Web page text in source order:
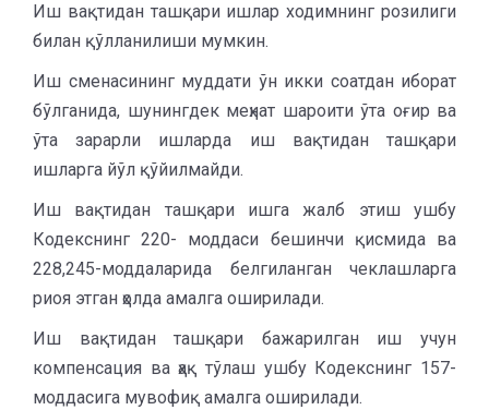
Иш вақтидан ташқари ишлар ходимнинг розилиги
билан қўлланилиши мумкин.
Иш сменасининг муддати ўн икки соатдан иборат
бўлганида, шунингдек меҳнат шароити ўта оғир ва
ўта зарарли ишларда иш вақтидан ташқари
ишларга йўл қўйилмайди.
Иш вақтидан ташқари ишга жалб этиш ушбу
Кодекснинг 220- моддаси бешинчи қисмида ва
228,245-моддаларида белгиланган чеклашларга
риоя этган ҳолда амалга оширилади.
Иш вақтидан ташқари бажарилган иш учун
компенсация ва ҳақ тўлаш ушбу Кодекснинг 157-
моддасига мувофиқ амалга оширилади.